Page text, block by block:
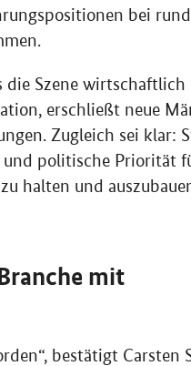
bei
die Szene
erschließt neue
Zugleich sei klar:
und politische Priorität
halten und
mit
bestätigt Carsten